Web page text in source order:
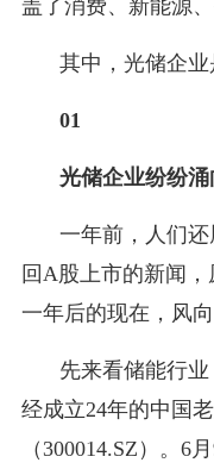
盖了消费、新能源
其中，光储企业
01
光储企业纷纷
一年前，人们
回A股上市的新闻
一年后的现在，风向
先来看储能行
经成立24年的中国
（300014.SZ）。6